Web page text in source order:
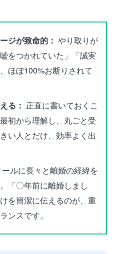
ジが致命的： やり取りが
をつかれていた」「誠実
ほぼ100%お断りされて
る： 正直に書いておくこ
初から理解し、丸ごと受
い人とだけ、効率よく出
ルに長々と離婚の経緯を
「〇年前に離婚しまし
を簡潔に伝えるのが、重
ンスです。